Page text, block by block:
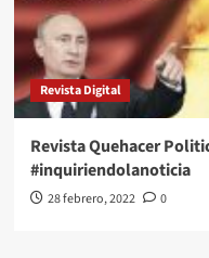
28
de
febrero
2022
Revista Digital
Revista Quehacer
#inquiriendolanoticia
28 febrero, 2022 0